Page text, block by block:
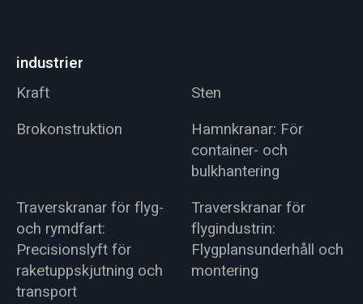
industrier
Kraft
Sten
Brokonstruktion
Hamnkranar: För
container- och
bulkhantering
Traverskranar för flyg-
och rymdfart:
Precisionslyft för
raketuppskjutning och
transport
Traverskranar för
flygindustrin:
Flygplansunderhåll och
montering